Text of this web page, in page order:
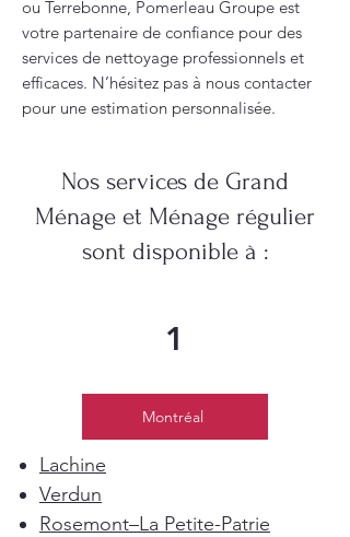
ou Terrebonne, Pomerleau Groupe est
votre partenaire de confiance pour des
services de nettoyage professionnels et
efficaces. N’hésitez pas à nous contacter
pour une estimation personnalisée.
Nos services de Grand
Ménage et Ménage régulier
sont disponible à :
1
Montréal
Lachine
Verdun
Rosemont–La Petite-Patrie